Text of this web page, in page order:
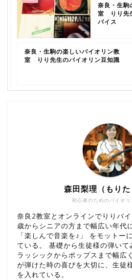
奈良・生駒
室 りり先
バイス
奈良・生駒の楽しいバイオリン教
室 りり先生のバイオリン豆知識
初心者のためのバイオリ
森田梨理（もりた
奈良2教室とオンラインでりりバ
歳からシニアの方まで幅広い年代
「楽しんで音楽を♪」 をモットー
ている。 基礎から生徒様の弾いて
ラッシックからポップスまで幅広
が弾けた時の喜びを大切に、生徒
を入れている。